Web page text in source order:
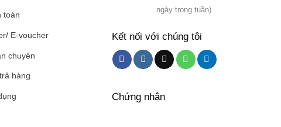
toán
E-voucher
chuyên
hàng
ngày trong tuần)
Kết nối với chúng tôi
Chứng nhận